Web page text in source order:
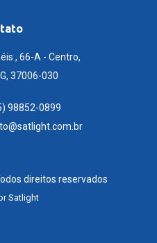
, 66-A - Centro,
37006-030
98852-0899
direitos reservados
Satlight